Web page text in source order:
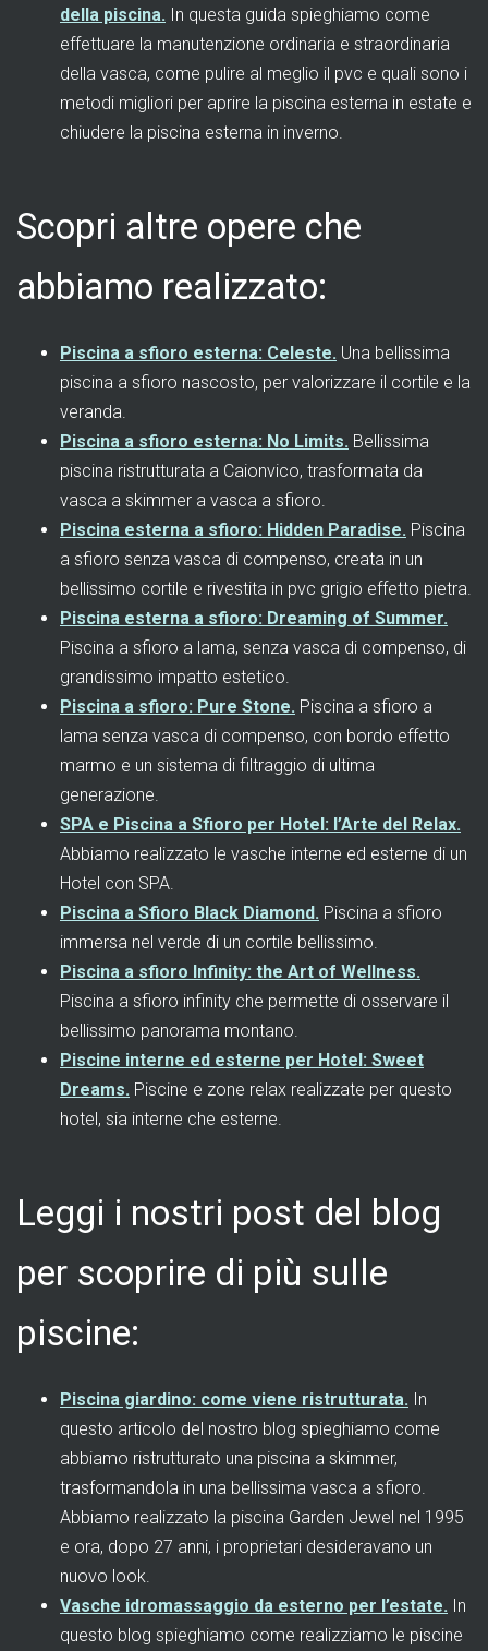
della piscina. In questa guida spieghiamo come
effettuare la manutenzione ordinaria e straordinaria
della vasca, come pulire al meglio il pvc e quali sono i
metodi migliori per aprire la piscina esterna in estate e
chiudere la piscina esterna in inverno.
Scopri altre opere che
abbiamo realizzato:
Piscina a sfioro esterna: Celeste. Una bellissima
piscina a sfioro nascosto, per valorizzare il cortile e la
veranda.
Piscina a sfioro esterna: No Limits. Bellissima
piscina ristrutturata a Caionvico, trasformata da
vasca a skimmer a vasca a sfioro.
Piscina esterna a sfioro: Hidden Paradise. Piscina
a sfioro senza vasca di compenso, creata in un
bellissimo cortile e rivestita in pvc grigio effetto pietra.
Piscina esterna a sfioro: Dreaming of Summer.
Piscina a sfioro a lama, senza vasca di compenso, di
grandissimo impatto estetico.
Piscina a sfioro: Pure Stone. Piscina a sfioro a
lama senza vasca di compenso, con bordo effetto
marmo e un sistema di filtraggio di ultima
generazione.
SPA e Piscina a Sfioro per Hotel: l’Arte del Relax.
Abbiamo realizzato le vasche interne ed esterne di un
Hotel con SPA.
Piscina a Sfioro Black Diamond. Piscina a sfioro
immersa nel verde di un cortile bellissimo.
Piscina a sfioro Infinity: the Art of Wellness.
Piscina a sfioro infinity che permette di osservare il
bellissimo panorama montano.
Piscine interne ed esterne per Hotel: Sweet
Dreams. Piscine e zone relax realizzate per questo
hotel, sia interne che esterne.
Leggi i nostri post del blog
per scoprire di più sulle
piscine:
Piscina giardino: come viene ristrutturata. In
questo articolo del nostro blog spieghiamo come
abbiamo ristrutturato una piscina a skimmer,
trasformandola in una bellissima vasca a sfioro.
Abbiamo realizzato la piscina Garden Jewel nel 1995
e ora, dopo 27 anni, i proprietari desideravano un
nuovo look.
Vasche idromassaggio da esterno per l’estate. In
questo blog spieghiamo come realizziamo le piscine